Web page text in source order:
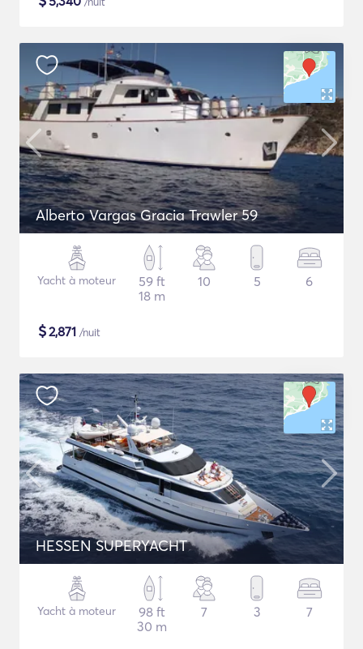
Alberto Vargas Gracia Trawler 59
Yacht à moteur
59 ft
18 m
10 5 6
$2,871 /nuit
HESSEN SUPERYACHT
Yacht à moteur
98 ft
30 m
7 3 7